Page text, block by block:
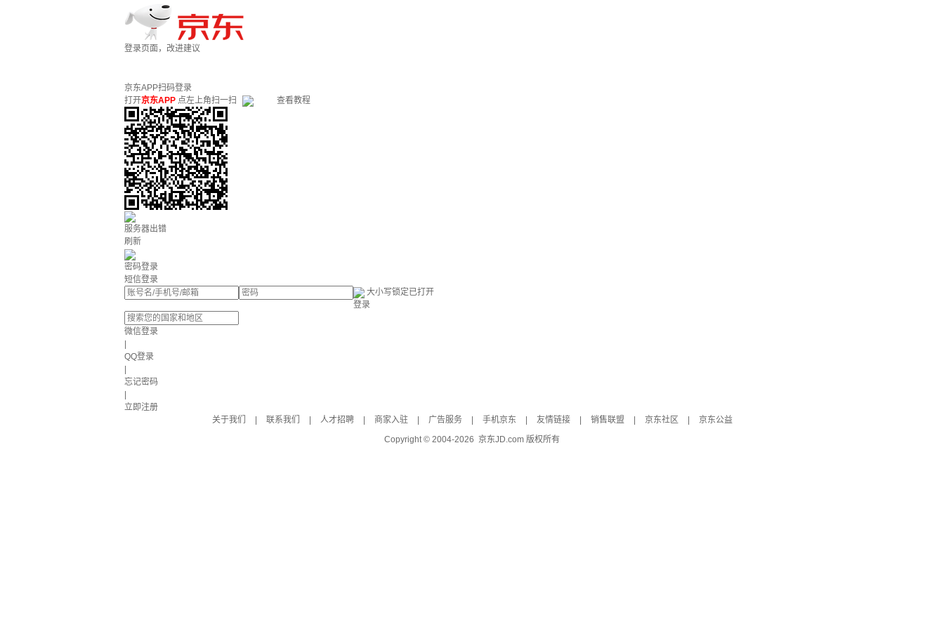
登录页面，改进建议
京东APP扫码登录
打开京东APP 点左上角扫一扫 查看教程
服务器出错
刷新
密码登录
短信登录
大小写锁定已打开
登录
微信登录
QQ登录
忘记密码
立即注册
关于我们
联系我们 人才招聘 商家入驻 广告服务 手机京东 友情链接 销售联盟 京东社区
京东公益
Copyright © 2004-2026 京东JD.com 版权所有